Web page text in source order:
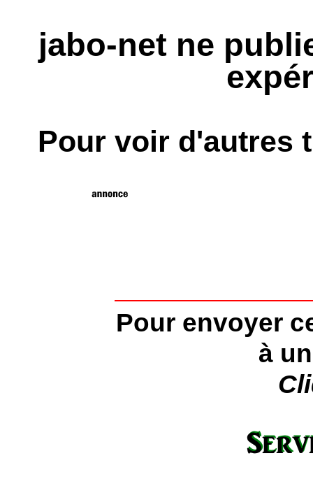
jabo-net ne
Pour voir d'autres
Pour envoyer
à